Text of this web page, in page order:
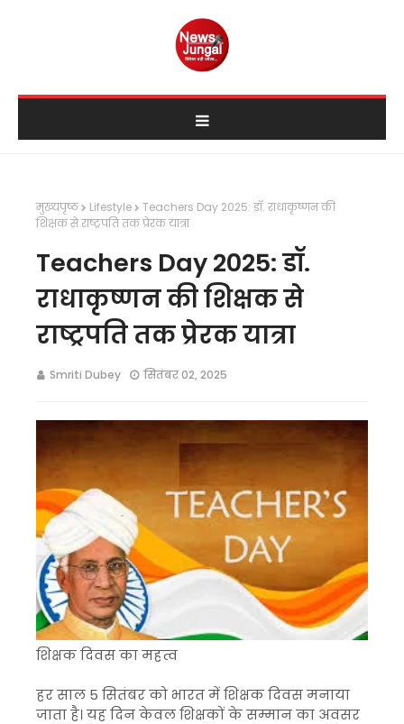
मुख्यपृष्ठ Lifestyle
Teachers Day 2025: डॉ. राधाकृष्णन की
शिक्षक से राष्ट्रपति तक प्रेरक यात्रा
Teachers Day 2025: डॉ.
राधाकृष्णन की शिक्षक से
राष्ट्रपति तक प्रेरक यात्रा
Smriti Dubey सितंबर 02, 2025
शिक्षक दिवस का महत्व
हर साल 5 सितंबर को भारत में शिक्षक दिवस मनाया
जाता है। यह दिन केवल शिक्षकों के सम्मान का अवसर